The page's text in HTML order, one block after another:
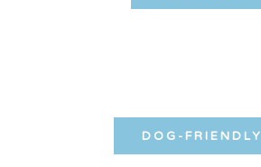
DOG-FRIENDLY